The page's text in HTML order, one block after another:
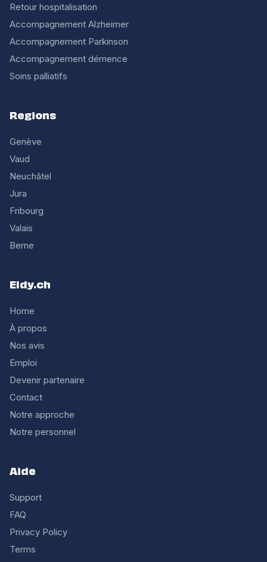
Retour hospitalisation
Accompagnement Alzheimer
Accompagnement Parkinson
Accompagnement démence
Soins palliatifs
Regions
Genève
Vaud
Neuchâtel
Jura
Fribourg
Valais
Berne
Eldy.ch
Home
À propos
Nos avis
Emploi
Devenir partenaire
Contact
Notre approche
Notre personnel
Aide
Support
FAQ
Privacy Policy
Terms